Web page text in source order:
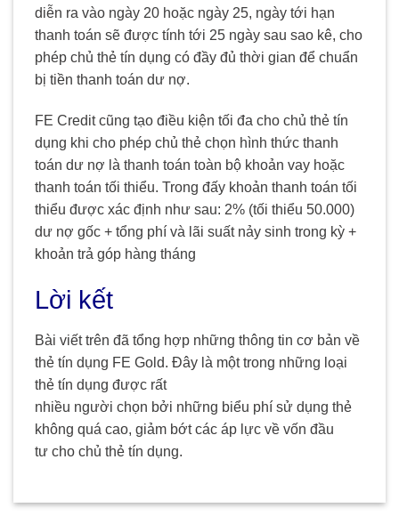
diễn ra vào ngày 20 hoặc ngày 25, ngày tới hạn
thanh toán sẽ được tính tới 25 ngày sau sao kê, cho
phép chủ thẻ tín dụng có đầy đủ thời gian để chuẩn
bị tiền thanh toán dư nợ.
FE Credit cũng tạo điều kiện tối đa cho chủ thẻ tín
dụng khi cho phép chủ thẻ chọn hình thức thanh
toán dư nợ là thanh toán toàn bộ khoản vay hoặc
thanh toán tối thiểu. Trong đấy khoản thanh toán tối
thiểu được xác định như sau: 2% (tối thiểu 50.000)
dư nợ gốc + tổng phí và lãi suất nảy sinh trong kỳ +
khoản trả góp hàng tháng
Lời kết
Bài viết trên đã tổng hợp những thông tin cơ bản về
thẻ tín dụng FE Gold. Đây là một trong những loại
thẻ tín dụng được rất
nhiều người chọn bởi những biểu phí sử dụng thẻ
không quá cao, giảm bớt các áp lực về vốn đầu
tư cho chủ thẻ tín dụng.